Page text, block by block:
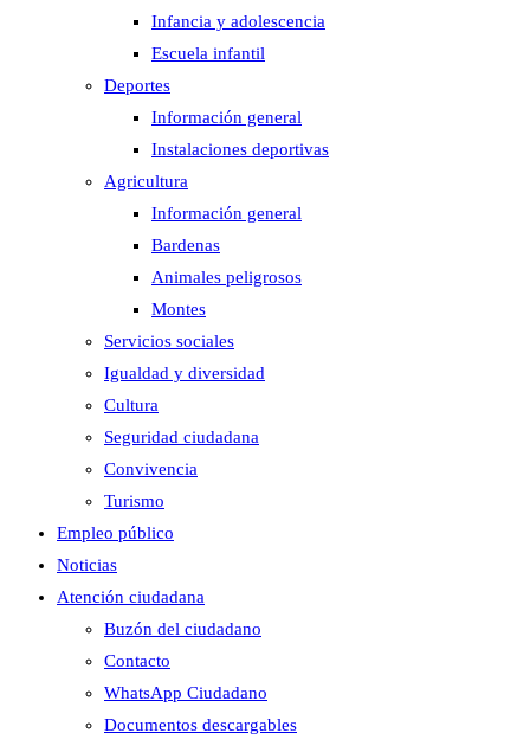
Infancia y adolescencia
Escuela infantil
Deportes
Información general
Instalaciones deportivas
Agricultura
Información general
Bardenas
Animales peligrosos
Montes
Servicios sociales
Igualdad y diversidad
Cultura
Seguridad ciudadana
Convivencia
Turismo
Empleo público
Noticias
Atención ciudadana
Buzón del ciudadano
Contacto
WhatsApp Ciudadano
Documentos descargables